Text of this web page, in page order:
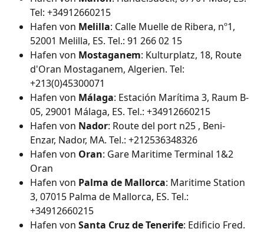
Tel: +34912660215
Hafen von Melilla: Calle Muelle de Ribera, nº1,
52001 Melilla, ES. Tel.: 91 266 02 15
Hafen von Mostaganem: Kulturplatz, 18, Route
d'Oran Mostaganem, Algerien. Tel:
+213(0)45300071
Hafen von Málaga: Estación Marítima 3, Raum B-
05, 29001 Málaga, ES. Tel.: +34912660215
Hafen von Nador: Route del port n25 , Beni-
Enzar, Nador, MA. Tel.: +212536348326
Hafen von Oran: Gare Maritime Terminal 1&2
Oran
Hafen von Palma de Mallorca: Maritime Station
3, 07015 Palma de Mallorca, ES. Tel.:
+34912660215
Hafen von Santa Cruz de Tenerife: Edificio Fred.